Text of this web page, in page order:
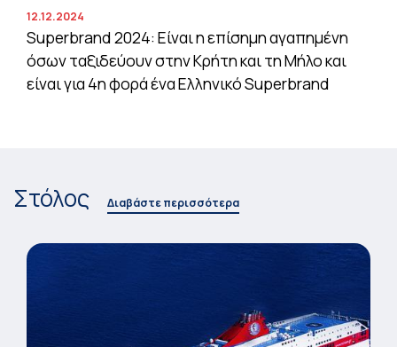
12.12.2024
Superbrand 2024: Είναι η επίσημη αγαπημένη
όσων ταξιδεύουν στην Κρήτη και τη Μήλο και
είναι για 4η φορά ένα Ελληνικό Superbrand
Στόλος Διαβάστε περισσότερα